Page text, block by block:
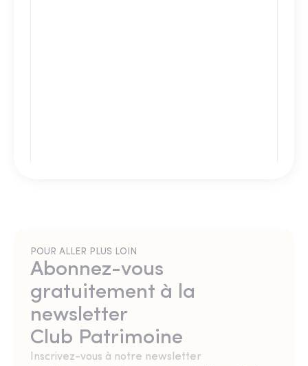
POUR ALLER PLUS LOIN
Abonnez-vous
gratuitement à la
newsletter
Club Patrimoine
Inscrivez-vous à notre newsletter